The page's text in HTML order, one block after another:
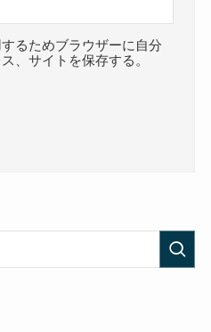
るためブラウザーに自分
、サイトを保存する。